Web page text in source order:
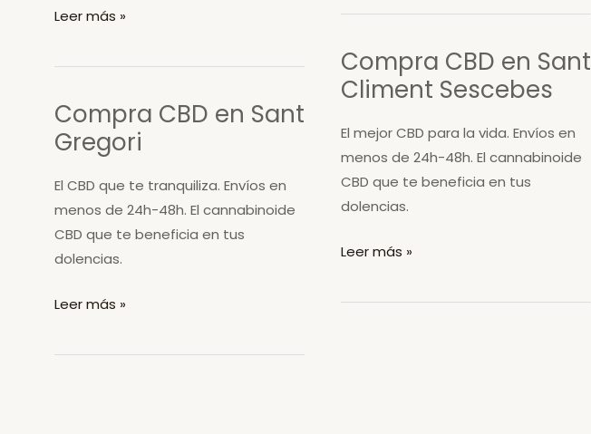
en
Compra
en
d’Empordà
Leer más »
Compra CBD en Sant
Climent Sescebes
El mejor CBD para la vida. Envíos en
menos de 24h-48h. El cannabinoide
CBD que te beneficia en tus
dolencias.
Compra
en
Leer más »
Compra CBD en Sant
Gregori
El CBD que te tranquiliza. Envíos en
menos de 24h-48h. El cannabinoide
CBD que te beneficia en tus
dolencias.
Compra
en
Leer más »